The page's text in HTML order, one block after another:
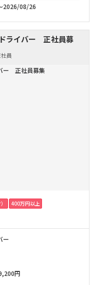
2026/08/26
ドライバー 正社員募
員
400万円以上
ー
円